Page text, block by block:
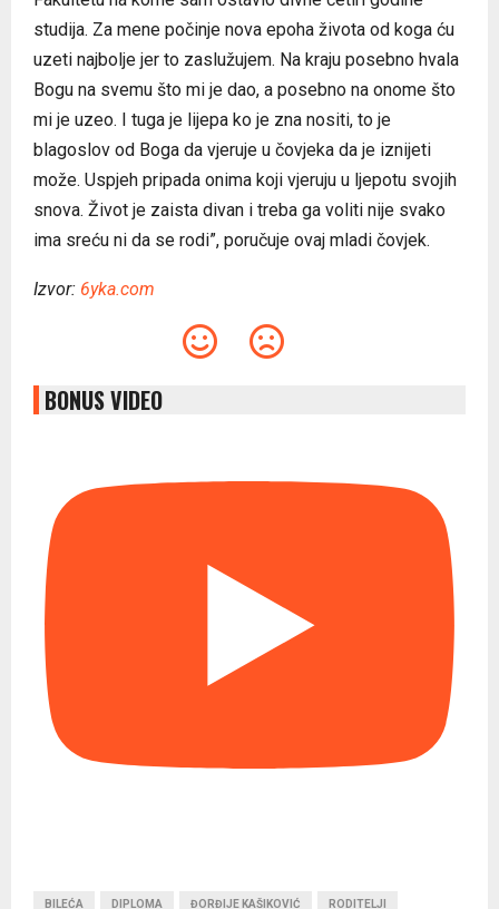
studija. Za mene počinje nova epoha života od koga ću
uzeti najbolje jer to zaslužujem. Na kraju posebno hvala
Bogu na svemu što mi je dao, a posebno na onome što
mi je uzeo. I tuga je lijepa ko je zna nositi, to je
blagoslov od Boga da vjeruje u čovjeka da je iznijeti
može. Uspjeh pripada onima koji vjeruju u ljepotu svojih
snova. Život je zaista divan i treba ga voliti nije svako
ima sreću ni da se rodi”, poručuje ovaj mladi čovjek.
Izvor: 6yka.com
BONUS VIDEO
BILEĆA DIPLOMA ĐORĐIJE KAŠIKOVIĆ RODITELJI